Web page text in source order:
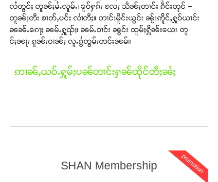
လႆတွင်ႈ တူၼ်ႈမႆႉလူမ်ႉ၊ ၶူဝ်ႁၵ်း လႄႈ သဵၼ်ႈတၢင်း ၵဵင်းတုင် –
တူၼ်ႈတီး ၶၢတ်ႇပင်း လၢႆတီႈ။ တၢင်းမိူင်းယွင်း ၼႂ်းဢိူင်ႇႁူဝ်ယၢင်း
ၼၼ်ႉၵေႃႈ ၼမ်ႉႁူၺ်ႈ၊ ၼမ်ႉဝၢင်း ၼွင်း ထူမ်ႈႁိူၼ်းယေး တူ
င်ႈၼႃး ၵူၼ်းဝၢၼ်ႈ လူႉၵွႆၸွမ်းတင်းၼမ်။
ဢၢၼ်ႇယဝ်ႉႁူမ်ႈပၼ်တၢင်းႁၼ်ထိုင်တီႈၼႆႈ
promotion
SHAN Membership